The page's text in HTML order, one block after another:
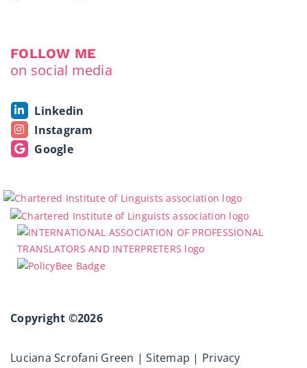
FOLLOW ME
on social media
Linkedin
Instagram
Google
Copyright ©2026
Luciana Scrofani Green |Sitemap | Privacy